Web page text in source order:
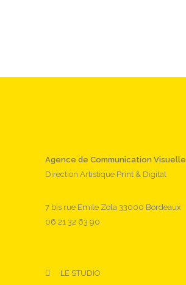
Agence de Communication Visuelle
Direction Artistique Print & Digital
7 bis rue Emile Zola 33000 Bordeaux
06 21 32 63 90
LE STUDIO